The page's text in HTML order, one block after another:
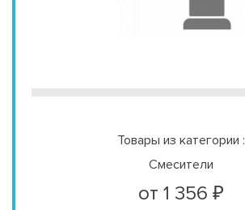
Товары из категории :
Смесители
от 1 356 ₽